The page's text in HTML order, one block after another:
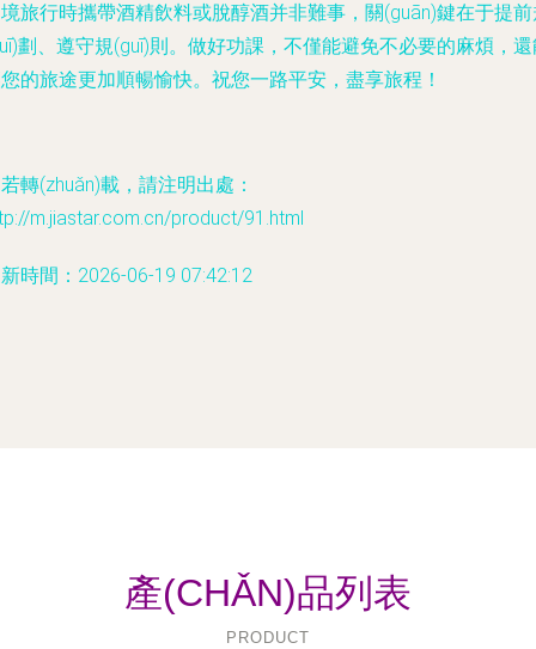
旅行時攜帶酒精飲料或脫醇酒并非難事，關(guān)鍵在于提
劃、遵守規(guī)則。做好功課，不僅能避免不必要的麻煩，
的旅途更加順暢愉快。祝您一路平安，盡享旅程！
轉(zhuǎn)載，請注明出處：
m.jiastar.com.cn/product/91.html
時間：2026-06-19 07:42:12
產(CHǍN)品列表
PRODUCT